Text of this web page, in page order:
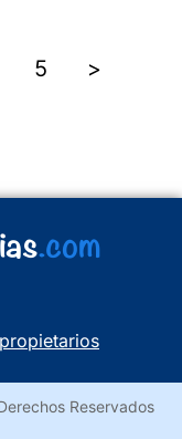
5 >
Reservados